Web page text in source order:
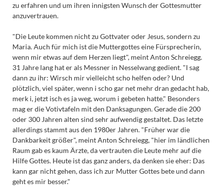
zu erfahren und um ihren innigsten Wunsch der Gottesmutter
anzuvertrauen.
"Die Leute kommen nicht zu Gottvater oder Jesus, sondern zu
Maria. Auch für mich ist die Muttergottes eine Fürsprecherin,
wenn mir etwas auf dem Herzen liegt", meint Anton Schreiegg.
31 Jahre lang hat er als Messner in Nesselwang gedient. "I sag
dann zu ihr: Wirsch mir vielleicht scho helfen oder? Und
plötzlich, viel später, wenn i scho gar net mehr dran gedacht hab,
merk i, jetzt isch es ja weg, worum i gebeten hatte." Besonders
mag er die Votivtafeln mit den Danksagungen. Gerade die 200
oder 300 Jahren alten sind sehr aufwendig gestaltet. Das letzte
allerdings stammt aus den 1980er Jahren. "Früher war die
Dankbarkeit größer", meint Anton Schreiegg, "hier im ländlichen
Raum gab es kaum Ärzte, da vertrauten die Leute mehr auf die
Hilfe Gottes. Heute ist das ganz anders, da denken sie eher: Das
kann gar nicht gehen, dass ich zur Mutter Gottes bete und dann
geht es mir besser."